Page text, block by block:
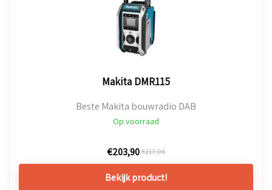
Makita DMR115
Beste Makita bouwradio DAB
Op voorraad
€203,90 €217,06
Bekijk product!